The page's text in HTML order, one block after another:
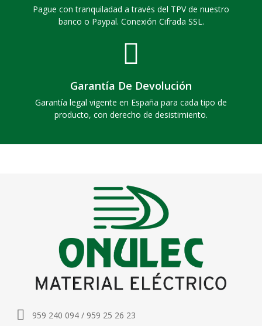
Pague con tranquiladad a través del TPV de nuestro
banco o Paypal. Conexión Cifrada SSL.
Garantía De Devolución
Garantía legal vigente en España para cada tipo de
producto, con derecho de desistimiento.
959 240 094 / 959 25 26 23